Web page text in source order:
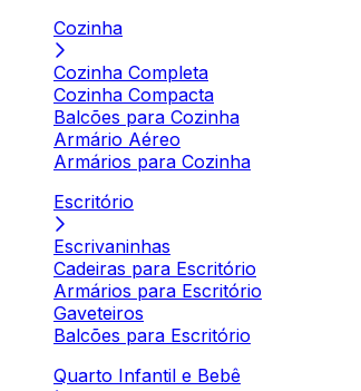
Cozinha
Cozinha Completa
Cozinha Compacta
Balcões para Cozinha
Armário Aéreo
Armários para Cozinha
Escritório
Escrivaninhas
Cadeiras para Escritório
Armários para Escritório
Gaveteiros
Balcões para Escritório
Quarto Infantil e Bebê